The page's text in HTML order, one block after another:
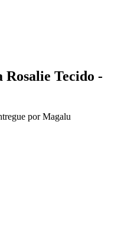
Rosalie Tecido -
por Magalu